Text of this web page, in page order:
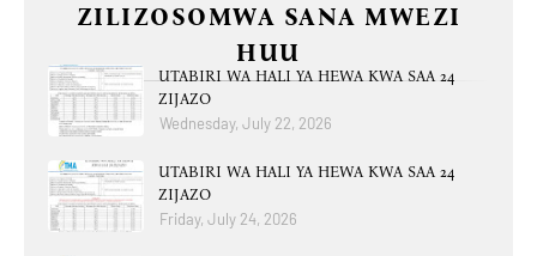
ZILIZOSOMWA SANA MWEZI
HUU
UTABIRI WA HALI YA HEWA KWA SAA 24
ZIJAZO
Wednesday, July 22, 2026
UTABIRI WA HALI YA HEWA KWA SAA 24
ZIJAZO
Friday, July 24, 2026